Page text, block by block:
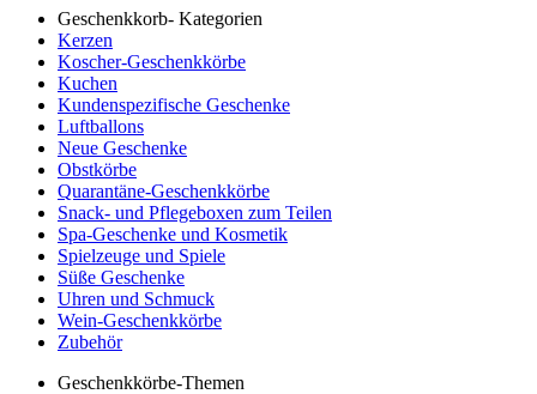
Geschenkkorb- Kategorien
Kerzen
Koscher-Geschenkkörbe
Kuchen
Kundenspezifische Geschenke
Luftballons
Neue Geschenke
Obstkörbe
Quarantäne-Geschenkkörbe
Snack- und Pflegeboxen zum Teilen
Spa-Geschenke und Kosmetik
Spielzeuge und Spiele
Süße Geschenke
Uhren und Schmuck
Wein-Geschenkkörbe
Zubehör
Geschenkkörbe-Themen